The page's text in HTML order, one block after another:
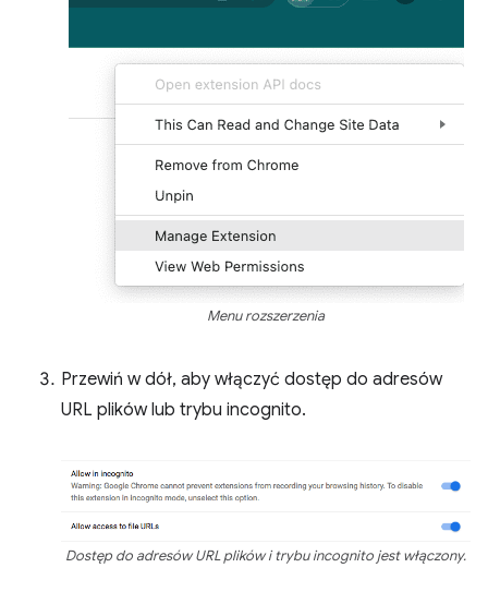
Menu rozszerzenia
Przewiń w dół, aby włączyć dostęp do adresów
URL plików lub trybu incognito.
Dostęp do adresów URL plików i trybu incognito jest włączony.